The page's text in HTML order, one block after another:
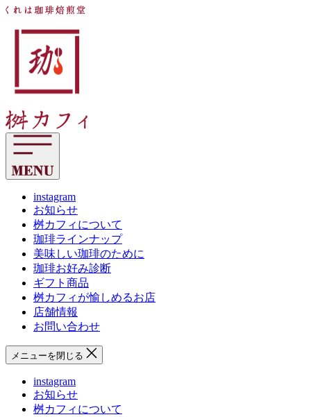
コ
へ
キ
ッ
プ
堂
instagram
お知らせ
桝カフィについて
珈琲ラインナップ
美味しい珈琲のために
珈琲お好み診断
ギフト商品
桝カフィが愉しめるお店
店舗情報
お問い合わせ
メニューを閉じる
instagram
お知らせ
桝カフィについて